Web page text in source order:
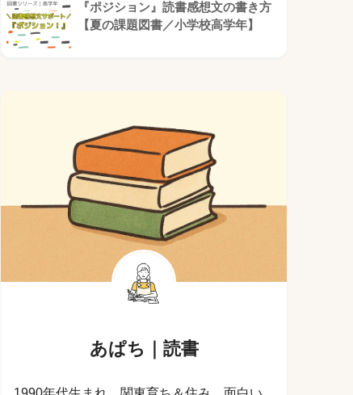
『ポジション』読書感想文の書き方
【夏の課題図書／小学校高学年】
あぱち｜読書